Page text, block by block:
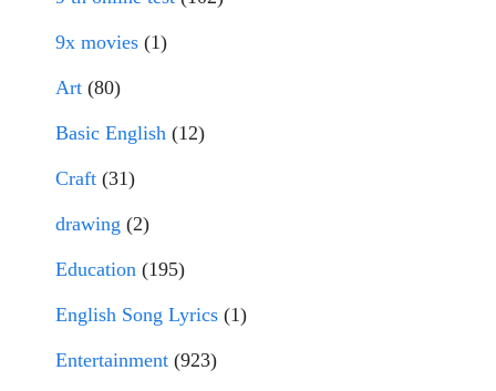
9x movies (1)
Art (80)
Basic English (12)
Craft (31)
drawing (2)
Education (195)
English Song Lyrics (1)
Entertainment (923)